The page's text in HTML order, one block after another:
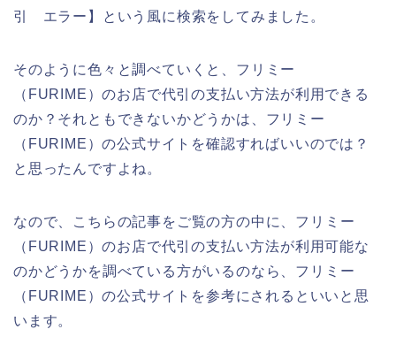
引 エラー】という風に検索をしてみました。
そのように色々と調べていくと、フリミー
（FURIME）のお店で代引の支払い方法が利用できる
のか？それともできないかどうかは、フリミー
（FURIME）の公式サイトを確認すればいいのでは？
と思ったんですよね。
なので、こちらの記事をご覧の方の中に、フリミー
（FURIME）のお店で代引の支払い方法が利用可能な
のかどうかを調べている方がいるのなら、フリミー
（FURIME）の公式サイトを参考にされるといいと思
います。